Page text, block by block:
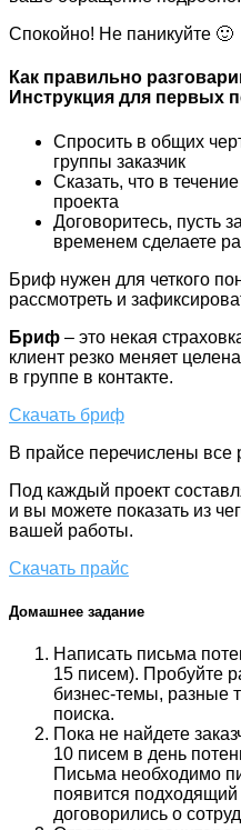
Спокойно! Не паникуйте 🙂
Как правильно
Инструкция для первых
Спросить в общих
группы заказчик
Сказать, что в
проекта
Договоритесь, пусть
временем сделаете
Бриф нужен для четкого
рассмотреть и
Бриф – это некая
клиент резко меняет
в группе в контакте.
Скачать бриф
В прайсе перечислены все
Под каждый проект
и вы можете показать из
вашей работы.
Скачать прайс
Домашнее задание
Написать письма
15 писем). Пробуйте
бизнес-темы, разные
поиска.
Пока не найдете
10 писем в день
Письма необходимо
появится
договорились о